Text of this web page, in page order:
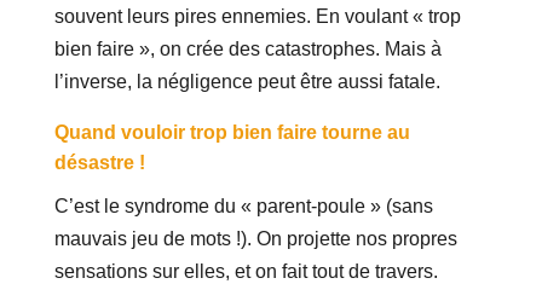
souvent leurs pires ennemies. En voulant « trop
bien faire », on crée des catastrophes. Mais à
l’inverse, la négligence peut être aussi fatale.
Quand vouloir trop bien faire tourne au
désastre !
C’est le syndrome du « parent-poule » (sans
mauvais jeu de mots !). On projette nos propres
sensations sur elles, et on fait tout de travers.